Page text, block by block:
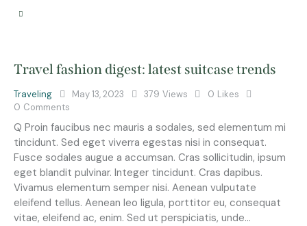
Travel fashion digest: latest suitcase trends
Traveling May 13, 2023 379 Views 0 Likes
0 Comments
Q Proin faucibus nec mauris a sodales, sed elementum mi
tincidunt. Sed eget viverra egestas nisi in consequat.
Fusce sodales augue a accumsan. Cras sollicitudin, ipsum
eget blandit pulvinar. Integer tincidunt. Cras dapibus.
Vivamus elementum semper nisi. Aenean vulputate
eleifend tellus. Aenean leo ligula, porttitor eu, consequat
vitae, eleifend ac, enim. Sed ut perspiciatis, unde…